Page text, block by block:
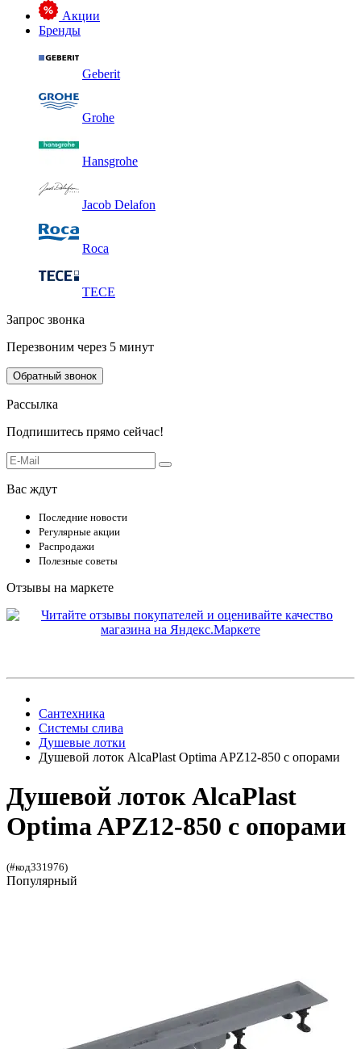
Акции
Бренды
Geberit
Grohe
Hansgrohe
Jacob Delafon
Roca
TECE
Запрос звонка
Перезвоним через 5 минут
Обратный звонок
Рассылка
Подпишитесь прямо сейчас!
Вас ждут
Последние новости
Регулярные акции
Распродажи
Полезные советы
Отзывы на маркете
Сантехника
Системы слива
Душевые лотки
Душевой лоток AlcaPlast Optima APZ12-850 с опорами
Душевой лоток AlcaPlast
Optima APZ12-850 с опорами
(#код331976)
Популярный